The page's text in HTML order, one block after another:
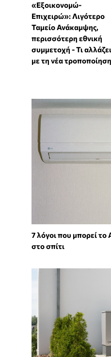
«Εξοικονομώ-
Επιχειρώ»: Λιγότερο
Ταμείο Ανάκαμψης,
περισσότερη εθνική
συμμετοχή - Τι αλλάζει
με τη νέα τροποποίηση
7 λόγοι που μπορεί το
στο σπίτι